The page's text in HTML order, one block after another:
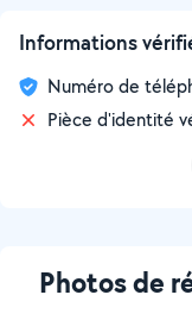
Informations
Numéro de
Pièce d'identité
Photos de